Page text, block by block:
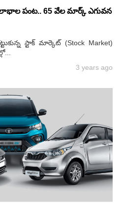
లాభాల పంట.. 65 వేల మార్క్ ఎగువన
స్టాక్ మార్కెట్ (Stock Market)
3 years ago